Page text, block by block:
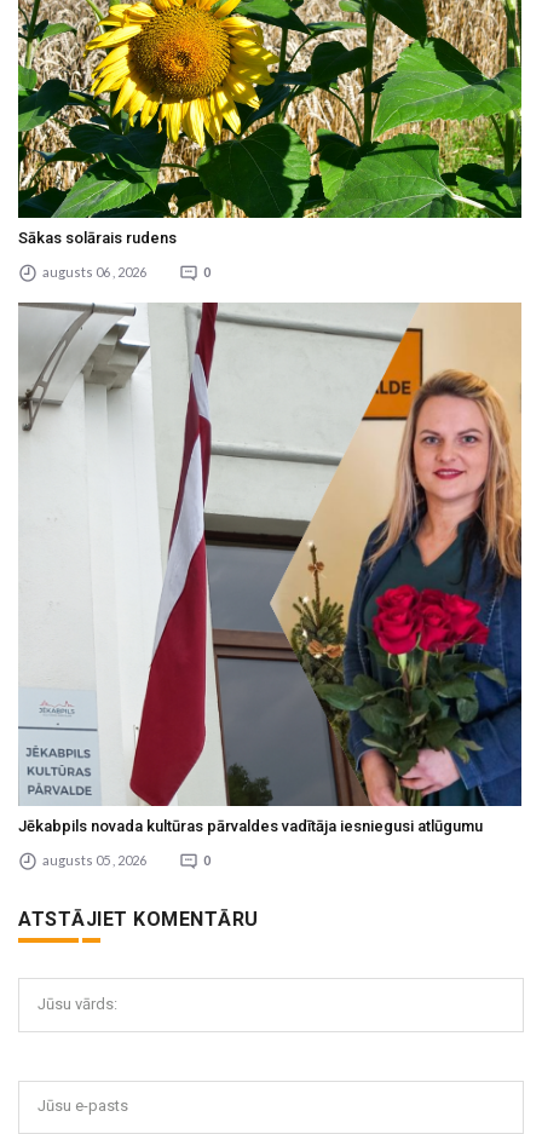
Sākas solārais rudens
augusts 06 , 2026 0
Jēkabpils novada kultūras pārvaldes vadītāja iesniegusi atlūgumu
augusts 05 , 2026 0
ATSTĀJIET KOMENTĀRU
Jūsu vārds:
Jūsu e-pasts